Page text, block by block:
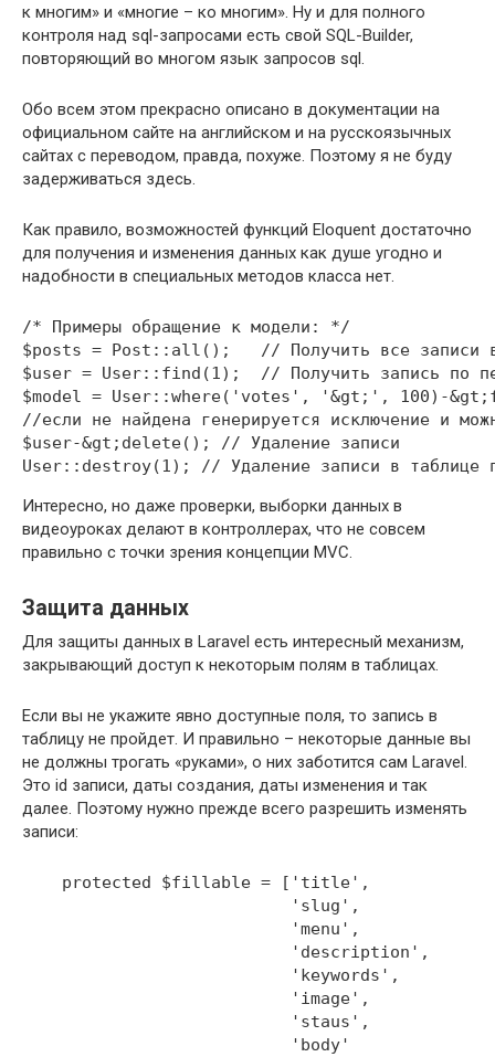
к многим» и «многие – ко многим». Ну и для полного
контроля над sql-запросами есть свой SQL-Builder,
повторяющий во многом язык запросов sql.
Обо всем этом прекрасно описано в документации на
официальном сайте на английском и на русскоязычных
сайтах с переводом, правда, похуже. Поэтому я не буду
задерживаться здесь.
Как правило, возможностей функций Eloquent достаточно
для получения и изменения данных как душе угодно и
надобности в специальных методов класса нет.
/* Примеры обращение к модели: */
$posts = Post :: all ( ) ;
// Получить все записи
$user = User:: find (1) ;
// Получить запись по
$model = User::where( 'votes' , '&gt;' , 100) -&gt ;
//если не найдена генерируется исключение и
$user-&gt ; delete( ) ;
// Удаление записи
User:: destroy(1) ;
// Удаление записи в таблице
Интересно, но даже проверки, выборки данных в
видеоуроках делают в контроллерах, что не совсем
правильно с точки зрения концепции MVC.
Защита данных
Для защиты данных в Laravel есть интересный механизм,
закрывающий доступ к некоторым полям в таблицах.
Если вы не укажите явно доступные поля, то запись в
таблицу не пройдет. И правильно – некоторые данные вы
не должны трогать «руками», о них заботится сам Laravel.
Это id записи, даты создания, даты изменения и так
далее. Поэтому нужно прежде всего разрешить изменять
записи:
protected $fillable = [ 'title' ,
'slug' ,
'menu' ,
'description' ,
'keywords' ,
'image' ,
'staus' ,
'body'